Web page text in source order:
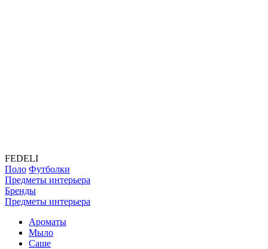
FEDELI
Поло Футболки
Предметы интерьера
Бренды
Предметы интерьера
Ароматы
Мыло
Саше